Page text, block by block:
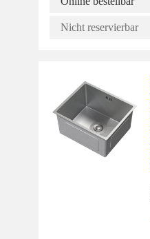
Nicht reservierbar